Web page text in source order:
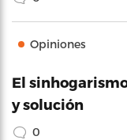
Opiniones
El
y solución
0